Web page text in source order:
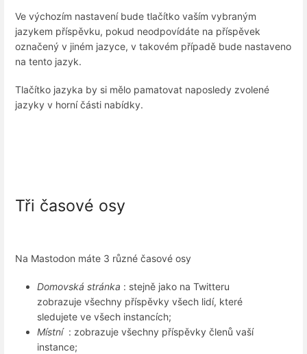
Ve výchozím nastavení bude tlačítko vaším vybraným
jazykem příspěvku, pokud neodpovídáte na příspěvek
označený v jiném jazyce, v takovém případě bude nastaveno
na tento jazyk.
Tlačítko jazyka by si mělo pamatovat naposledy zvolené
jazyky v horní části nabídky.
Tři časové osy
Na Mastodon máte 3 různé časové osy
Domovská stránka : stejně jako na Twitteru
zobrazuje všechny příspěvky všech lidí, které
sledujete ve všech instancích;
Místní : zobrazuje všechny příspěvky členů vaší
instance;